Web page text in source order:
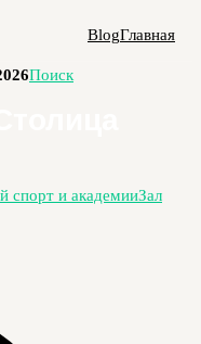
BlogГлавная
Поиск
спорт и академииЗал